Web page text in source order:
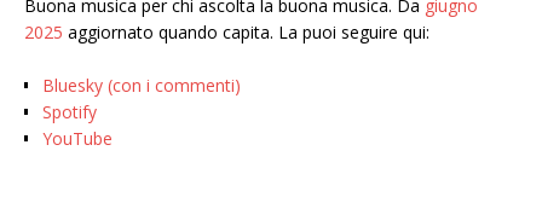
Buona musica per chi ascolta la buona musica. Da giugno
2025 aggiornato quando capita. La puoi seguire qui:
Bluesky (con i commenti)
Spotify
YouTube